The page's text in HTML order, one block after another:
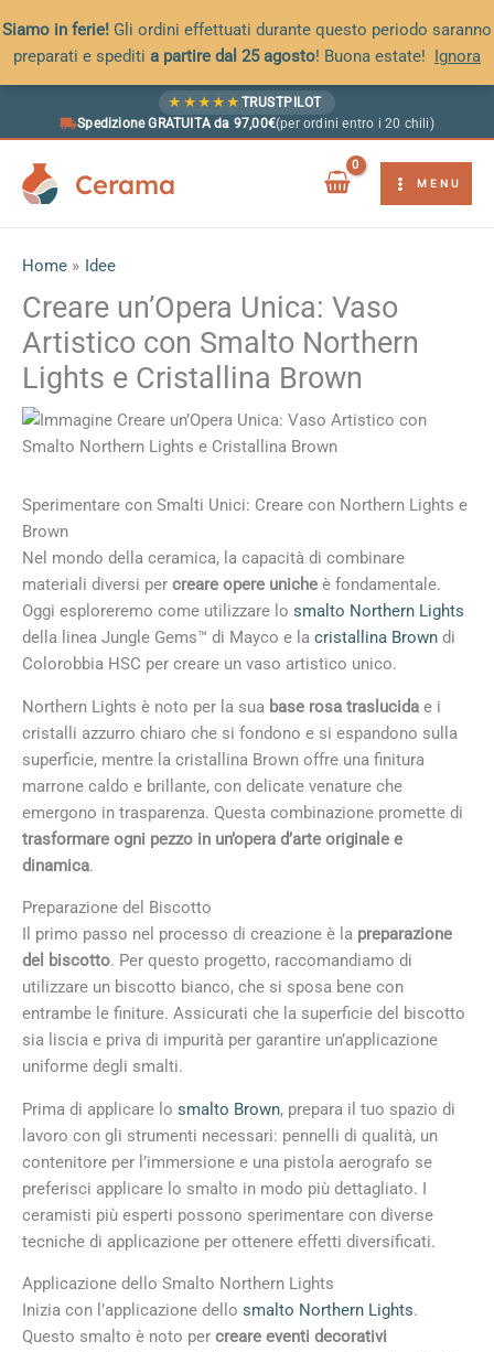
Siamo in ferie! Gli ordini effettuati durante questo periodo saranno
preparati e spediti a partire dal 25 agosto! Buona estate! Ignora
★ ★ ★ ★ ★ TRUSTPILOT
Spedizione GRATUITA da 97,00€(per ordini entro i 20 chili)
Cerama MENU
Home Idee
Creare un’Opera Unica: Vaso
Artistico con Smalto Northern
Lights e Cristallina Brown
Sperimentare con Smalti Unici: Creare con Northern Lights e
Brown
Nel mondo della ceramica, la capacità di combinare
materiali diversi per creare opere uniche è fondamentale.
Oggi esploreremo come utilizzare lo smalto Northern Lights
della linea Jungle Gems™ di Mayco e la cristallina Brown di
Colorobbia HSC per creare un vaso artistico unico.
Northern Lights è noto per la sua base rosa traslucida e i
cristalli azzurro chiaro che si fondono e si espandono sulla
superficie, mentre la cristallina Brown offre una finitura
marrone caldo e brillante, con delicate venature che
emergono in trasparenza. Questa combinazione promette di
trasformare ogni pezzo in un’opera d’arte originale e
dinamica.
Preparazione del Biscotto
Il primo passo nel processo di creazione è la preparazione
del biscotto. Per questo progetto, raccomandiamo di
utilizzare un biscotto bianco, che si sposa bene con
entrambe le finiture. Assicurati che la superficie del biscotto
sia liscia e priva di impurità per garantire un’applicazione
uniforme degli smalti.
Prima di applicare lo smalto Brown, prepara il tuo spazio di
lavoro con gli strumenti necessari: pennelli di qualità, un
contenitore per l’immersione e una pistola aerografo se
preferisci applicare lo smalto in modo più dettagliato. I
ceramisti più esperti possono sperimentare con diverse
tecniche di applicazione per ottenere effetti diversificati.
Applicazione dello Smalto Northern Lights
Inizia con l’applicazione dello smalto Northern Lights.
Questo smalto è noto per creare eventi decorativi